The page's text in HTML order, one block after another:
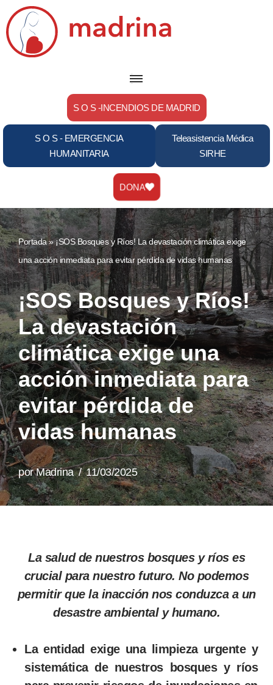
Saltar
al
S O S -INCENDIOS DE MADRID
S O S - EMERGENCIA
HUMANITARIA
Teleasistencia Médica
SIRHE
DONA
Portada»¡SOS Bosques y Ríos! La devastación climática exige
una acción inmediata para evitar pérdida de vidas humanas
¡SOS Bosques y Ríos!
La devastación
climática exige una
acción inmediata para
evitar pérdida de
vidas humanas
porMadrina 11/03/2025
La salud de nuestros bosques y ríos es
crucial para nuestro futuro. No podemos
permitir que la inacción nos conduzca a un
desastre ambiental y humano.
La entidad exige una limpieza urgente y
sistemática de nuestros bosques y ríos